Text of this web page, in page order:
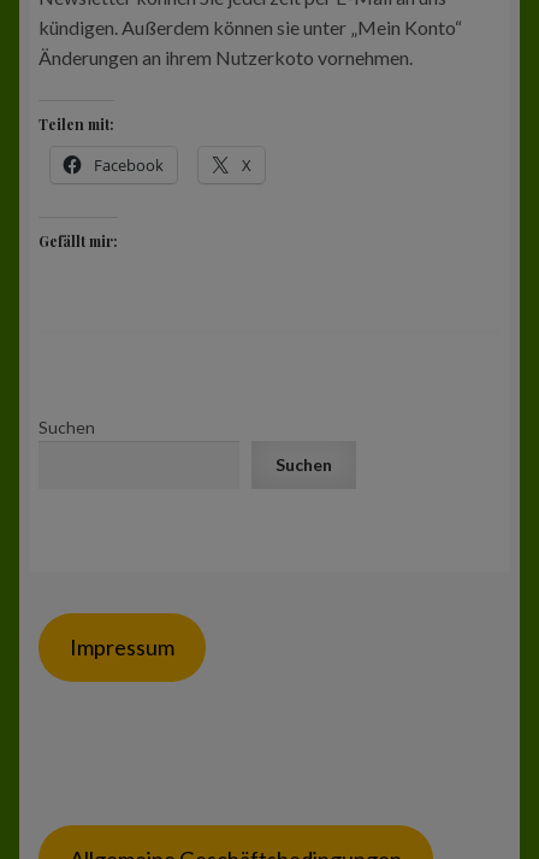
kündigen. Außerdem können sie unter „Mein Konto“
Änderungen an ihrem Nutzerkoto vornehmen.
Teilen mit:
Facebook X
Gefällt mir:
Suchen
Suchen
Impressum